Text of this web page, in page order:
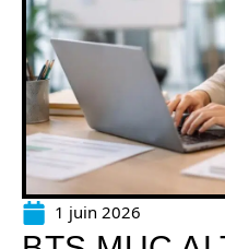
1 juin 2026